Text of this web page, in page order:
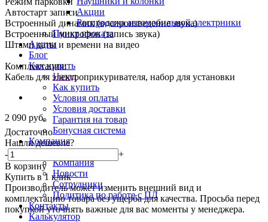
Акции
Распродажа автомобильной электрники
Пункт проката
Акции
Блог
Как купить
Назад
Как купить
Условия оплаты
Условия доставки
Гарантия на товар
Бонусная система
Компания
Назад
Компания
Новости
Сотрудники
Политика по работе с ПД
Контакты
Калькулятор
Автостарт записи
Встроенный динамик (воспроизведение звука)
Встроенный микрофон (запись звука)
Штамп даты и времени на видео
Комплектация:
Кабель для электроприкуривателя, набор для установки
2 090 руб.
Достаточно
Нашли дешевле?
-
+
В корзину
Купить в 1 клик
Производитель может изменить внешний вид и
комплектацию товара без ущерба для качества. Просьба перед
покупкой уточнять важные для вас моменты у менеджера.